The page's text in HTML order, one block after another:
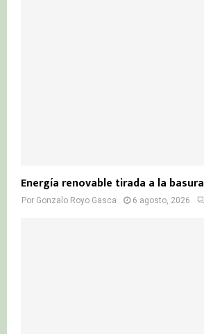
Energía renovable tirada a la basura
Por Gonzalo Royo Gasca 6 agosto, 2026